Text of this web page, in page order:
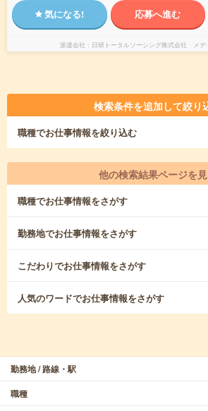
気になる! 応募へ進む
派遣会社 日研トータルソーシング株式会社 メデ
検索条件を追加して絞り
職種でお仕事情報を絞り込む
他の検索結果ページを
職種でお仕事情報をさがす
勤務地でお仕事情報をさがす
こだわりでお仕事情報をさがす
人気のワードでお仕事情報をさがす
勤務地 / 路線・駅
職種